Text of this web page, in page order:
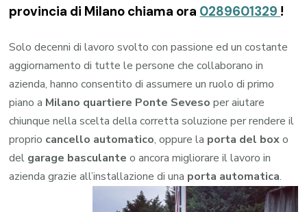
provincia di Milano chiama ora 0289601329 !
Solo decenni di lavoro svolto con passione ed un costante
aggiornamento di tutte le persone che collaborano in
azienda, hanno consentito di assumere un ruolo di primo
piano a Milano quartiere Ponte Seveso per aiutare
chiunque nella scelta della corretta soluzione per rendere il
proprio cancello automatico, oppure la porta del boxo
del garage basculante o ancora migliorare il lavoro in
azienda grazie all’installazione di una porta automatica.